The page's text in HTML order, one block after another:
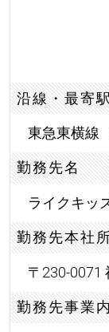
沿線・最寄駅
東急東横
勤務先名
ライクキッ
勤務先本社
〒230-0071
勤務先事業